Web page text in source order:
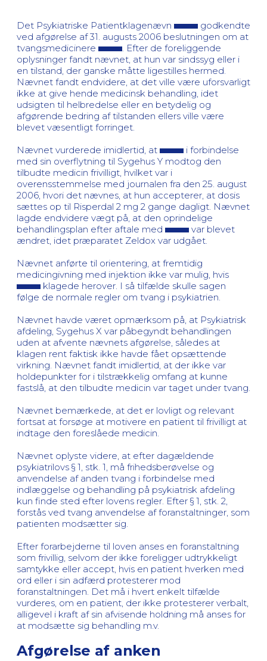
Det Psykiatriske Patientklagenævn
godkendte
ved afgørelse af 31. augusts 2006 beslutningen om at
tvangsmedicinere
. Efter de foreliggende
oplysninger fandt nævnet, at hun var sindssyg eller i
en tilstand, der ganske måtte ligestilles hermed.
Nævnet fandt endvidere, at det ville være uforsvarligt
ikke at give hende medicinsk behandling, idet
udsigten til helbredelse eller en betydelig og
afgørende bedring af tilstanden ellers ville være
blevet væsentligt forringet.
Nævnet vurderede imidlertid, at
i forbindelse
med sin overflytning til Sygehus Y modtog den
tilbudte medicin frivilligt, hvilket var i
overensstemmelse med journalen fra den 25. august
2006, hvori det nævnes, at hun accepterer, at dosis
sættes op til Risperdal 2 mg 2 gange dagligt. Nævnet
lagde endvidere vægt på, at den oprindelige
behandlingsplan efter aftale med
var blevet
ændret, idet præparatet Zeldox var udgået.
Nævnet anførte til orientering, at fremtidig
medicingivning med injektion ikke var mulig, hvis
klagede herover. I så tilfælde skulle sagen
følge de normale regler om tvang i psykiatrien.
Nævnet havde været opmærksom på, at Psykiatrisk
afdeling, Sygehus X var påbegyndt behandlingen
uden at afvente nævnets afgørelse, således at
klagen rent faktisk ikke havde fået opsættende
virkning. Nævnet fandt imidlertid, at der ikke var
holdepunkter for i tilstrækkelig omfang at kunne
fastslå, at den tilbudte medicin var taget under tvang.
Nævnet bemærkede, at det er lovligt og relevant
fortsat at forsøge at motivere en patient til frivilligt at
indtage den foreslåede medicin.
Nævnet oplyste videre, at efter dagældende
psykiatrilovs § 1, stk. 1, må frihedsberøvelse og
anvendelse af anden tvang i forbindelse med
indlæggelse og behandling på psykiatrisk afdeling
kun finde sted efter lovens regler. Efter § 1, stk. 2,
forstås ved tvang anvendelse af foranstaltninger, som
patienten modsætter sig.
Efter forarbejderne til loven anses en foranstaltning
som frivillig, selvom der ikke foreligger udtrykkeligt
samtykke eller accept, hvis en patient hverken med
ord eller i sin adfærd protesterer mod
foranstaltningen. Det må i hvert enkelt tilfælde
vurderes, om en patient, der ikke protesterer verbalt,
alligevel i kraft af sin afvisende holdning må anses for
at modsætte sig behandling m.v.
Afgørelse af anken